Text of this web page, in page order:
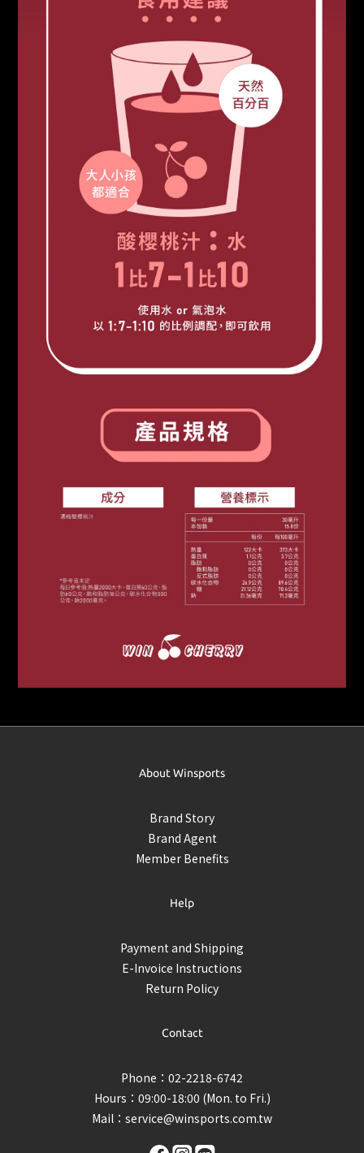
About Winsports
Brand Story
Brand Agent
Member Benefits
Help
Payment and Shipping
E-Invoice Instructions
Return Policy
Contact
Phone：02-2218-6742
Hours：09:00-18:00 (Mon. to Fri.)
Mail： service@winsports.com.tw